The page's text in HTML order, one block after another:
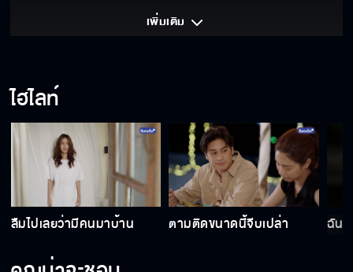
พี่เป็นครอบครัวของแก้ว
ตั้งใจทำงานนะ
เพิ่มเติม
ไฮไลท์
ลืมไปเลยว่ามีคนมาบ้าน ตามติดขนาดนี้จีบเปล่า ฉันไ